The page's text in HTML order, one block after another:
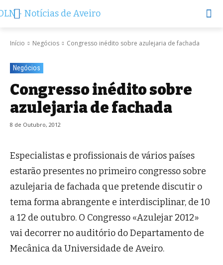
Início Negócios Congresso inédito sobre azulejaria de fachada
Negócios
Congresso inédito sobre
azulejaria de fachada
8 de Outubro, 2012
Especialistas e profissionais de vários países
estarão presentes no primeiro congresso sobre
azulejaria de fachada que pretende discutir o
tema forma abrangente e interdisciplinar, de 10
a 12 de outubro. O Congresso «Azulejar 2012»
vai decorrer no auditório do Departamento de
Mecânica da Universidade de Aveiro.